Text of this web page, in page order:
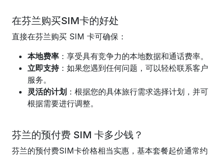
在芬兰购买SIM卡的好处
直接在芬兰购买 SIM 卡可确保：
本地费率 ：享受具有竞争力的本地数据和通话费率。
立即支持：如果您遇到任何问题，可以轻松联系客户
服务。
灵活的计划 ：根据您的具体旅行需求选择计划，并可
根据需要进行调整。
芬兰的预付费 SIM 卡多少钱？
芬兰的预付费SIM卡价格相当实惠，基本套餐起价通常约